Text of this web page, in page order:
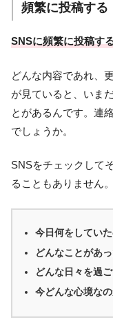
頻繁に投稿する
SNSに頻繁に投稿す
どんな内容であれ、
が見ていると、いま
とがあるんです。連
でしょうか。
SNSをチェックして
ることもありません。
今日何をしてい
どんなことがあ
どんな日々を過
今どんな心境なの